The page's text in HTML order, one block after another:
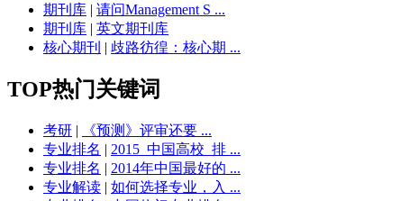
期刊库 | 请问Management S ...
期刊库 | 英文期刊库
核心期刊 | 歧路彷徨：核心期 ...
TOP热门关键词
考研 |
《预测》评审还要 ...
专业排名 | 2015_中国高校_排 ...
专业排名 | 2014年中国最好的 ...
专业解读 | 如何选择专业，入 ...